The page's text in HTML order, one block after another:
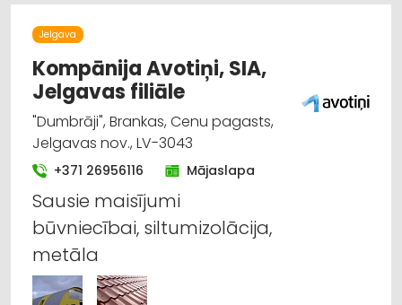
Jelgava
Kompānija Avotiņi, SIA,
Jelgavas filiāle
"Dumbrāji", Brankas, Cenu pagasts,
Jelgavas nov., LV-3043
+371 26956116 Mājaslapa
Sausie maisījumi
būvniecībai, siltumizolācija,
metāla